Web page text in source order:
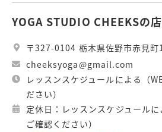
YOGA STUDIO CHEEKSの
〒327-0104 栃木県佐野市赤見
cheeksyoga@gmail.com
レッスンスケジュールによる（
ださい）
定休日：レッスンスケジュール
ご確認ください）